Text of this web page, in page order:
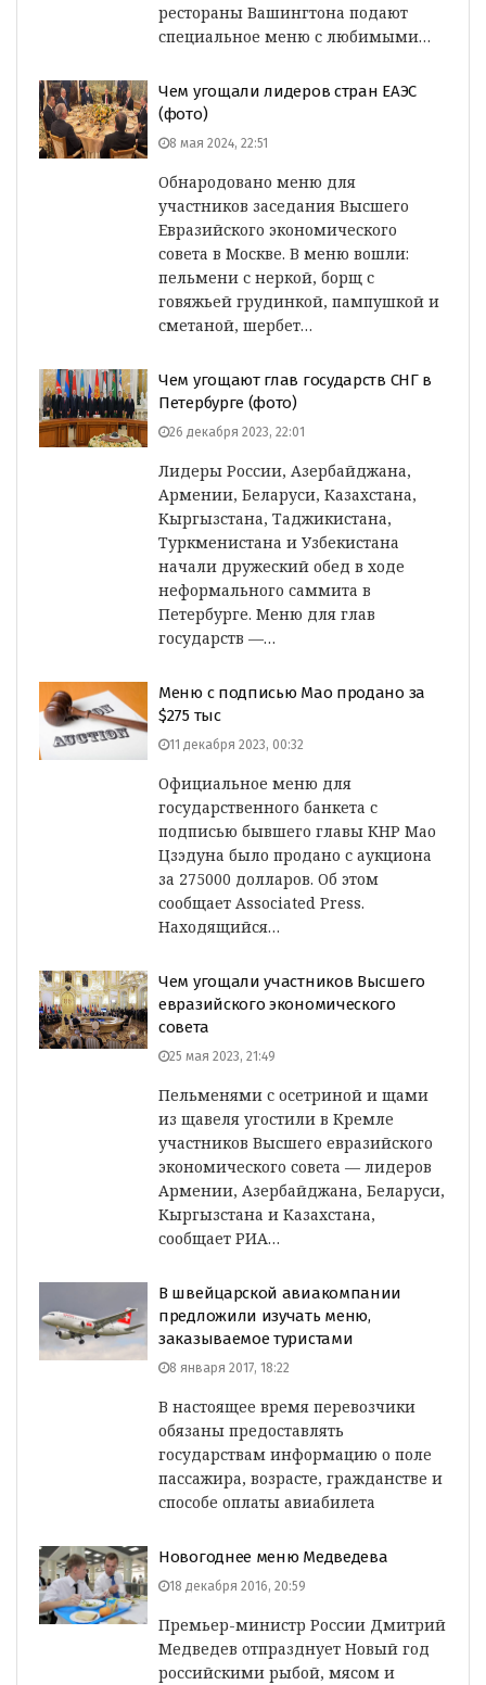
рестораны Вашингтона подают
специальное меню с любимыми…
Чем угощали лидеров стран ЕАЭС
(фото)
8 мая 2024, 22:51
Обнародовано меню для
участников заседания Высшего
Евразийского экономического
совета в Москве. В меню вошли:
пельмени с неркой, борщ с
говяжьей грудинкой, пампушкой и
сметаной, шербет…
Чем угощают глав государств СНГ в
Петербурге (фото)
26 декабря 2023, 22:01
Лидеры России, Азербайджана,
Армении, Беларуси, Казахстана,
Кыргызстана, Таджикистана,
Туркменистана и Узбекистана
начали дружеский обед в ходе
неформального саммита в
Петербурге. Меню для глав
государств —…
Меню с подписью Мао продано за
$275 тыс
11 декабря 2023, 00:32
Официальное меню для
государственного банкета с
подписью бывшего главы КНР Мао
Цзэдуна было продано с аукциона
за 275000 долларов. Об этом
сообщает Associated Press.
Находящийся…
Чем угощали участников Высшего
евразийского экономического
совета
25 мая 2023, 21:49
Пельменями с осетриной и щами
из щавеля угостили в Кремле
участников Высшего евразийского
экономического совета — лидеров
Армении, Азербайджана, Беларуси,
Кыргызстана и Казахстана,
сообщает РИА…
В швейцарской авиакомпании
предложили изучать меню,
заказываемое туристами
8 января 2017, 18:22
В настоящее время перевозчики
обязаны предоставлять
государствам информацию о поле
пассажира, возрасте, гражданстве и
способе оплаты авиабилета
Новогоднее меню Медведева
18 декабря 2016, 20:59
Премьер-министр России Дмитрий
Медведев отпразднует Новый год
российскими рыбой, мясом и